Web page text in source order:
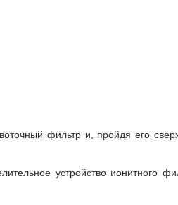
фильтр и, пройдя его
устройство ионитного